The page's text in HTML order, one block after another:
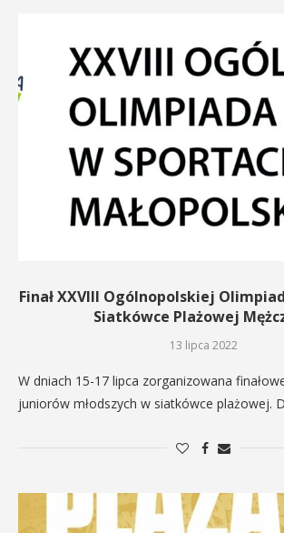
Finał XXVIII Ogólnopolskiej
Siatkówce Plażowej
13 lipca 2022
W dniach 15-17 lipca zorganizowana
juniorów młodszych w siatkówce plażowej.